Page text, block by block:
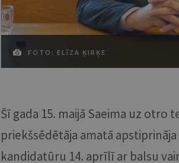
FOTO: ELĪZA ĶIRĶE
Šī gada 15. maijā Saeima uz otro
priekšsēdētāja amatā
kandidatūru 14. aprīlī ar balsu